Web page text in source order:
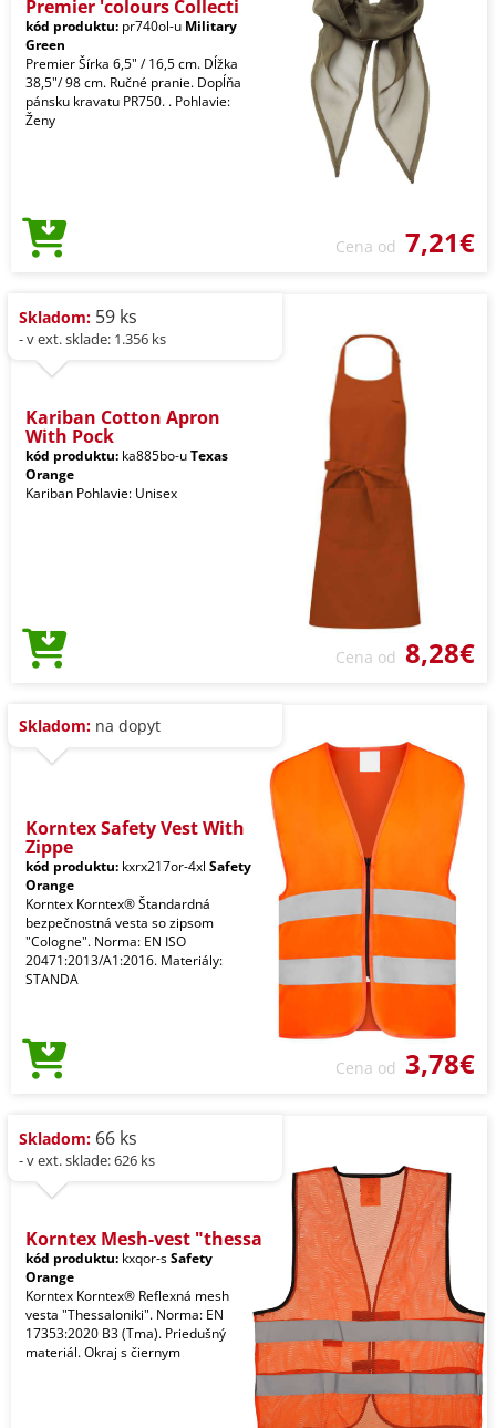
Premier 'colours Collecti
kód produktu: pr740ol-u Military
Green
Premier Šírka 6,5" / 16,5 cm. Dĺžka
38,5"/ 98 cm. Ručné pranie. Dopĺňa
pánsku kravatu PR750. . Pohlavie:
Ženy
Cena od 7,21€
Skladom: 59 ks
- v ext. sklade: 1.356 ks
Kariban Cotton Apron
With Pock
kód produktu: ka885bo-uTexas
Orange
Kariban Pohlavie: Unisex
Cena od 8,28€
Skladom: na dopyt
Korntex Safety Vest With
Zippe
kód produktu: kxrx217or-4xl Safety
Orange
Korntex Korntex® Štandardná
bezpečnostná vesta so zipsom
"Cologne". Norma: EN ISO
20471:2013/A1:2016. Materiály:
STANDA
Cena od 3,78€
Skladom: 66 ks
- v ext. sklade: 626 ks
Korntex Mesh-vest "thessa
kód produktu: kxqor-sSafety
Orange
Korntex Korntex® Reflexná mesh
vesta "Thessaloniki". Norma: EN
17353:2020 B3 (Tma). Priedušný
materiál. Okraj s čiernym